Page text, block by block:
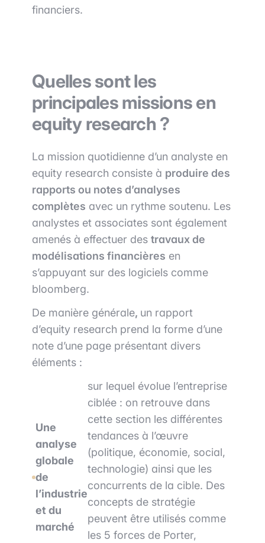
financiers.
Quelles sont les
principales missions en
equity research ?
La mission quotidienne d’un analyste en
equity research consiste à produire des
rapports ou notes d’analyses
complètes avec un rythme soutenu. Les
analystes et associates sont également
amenés à effectuer des travaux de
modélisations financières en
s’appuyant sur des logiciels comme
bloomberg.
De manière générale, un rapport
d’equity research prend la forme d’une
note d’une page présentant divers
éléments :
Une
analyse
globale
de
l’industrie
et du
marché
sur lequel évolue l’entreprise
ciblée : on retrouve dans
cette section les différentes
tendances à l’œuvre
(politique, économie, social,
technologie) ainsi que les
concurrents de la cible. Des
concepts de stratégie
peuvent être utilisés comme
les 5 forces de Porter,